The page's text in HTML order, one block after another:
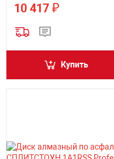
10 417 ₽
Купить